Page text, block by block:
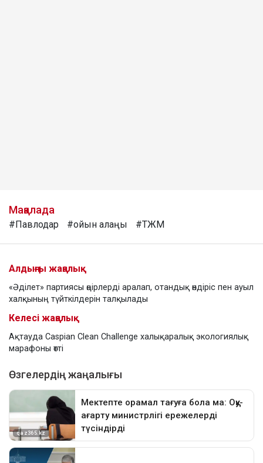
Мақалада
#Павлодар #ойын алаңы #ТЖМ
Алдыңғы жаңалық
«Әділет» партиясы өңірлерді аралап, отандық өндіріс пен ауыл
халқының түйткілдерін талқылады
Келесі жаңалық
Ақтауда Caspian Clean Challenge халықаралық экологиялық
марафоны өтті